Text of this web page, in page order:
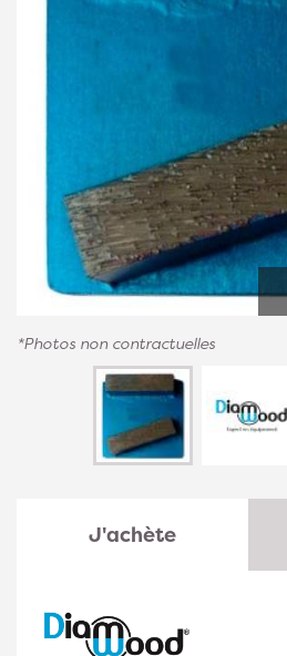
*Photos non contractuelles
J'achète